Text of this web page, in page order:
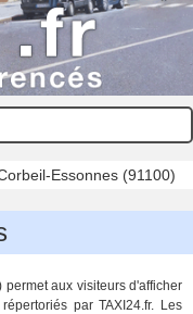
Essonnes (91100)
aux visiteurs d'afficher
par TAXI24.fr. Les